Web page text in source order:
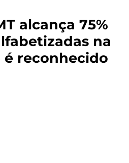
alcança 75%
na
reconhecido